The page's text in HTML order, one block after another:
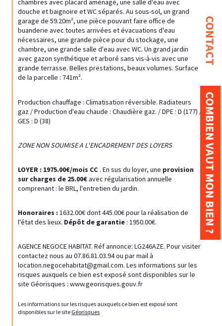
CONTACT
COMBIEN VAUT MON BIEN ?
chambres avec placard aménagé, une salle d'eau avec
douche et baignoire et WC séparés. Au sous-sol, un grand
garage de 59.20m², une pièce pouvant faire office de
buanderie avec toutes arrivées et évacuations d'eau
nécessaires, une grande pièce pour du stockage, une
chambre, une grande salle d'eau avec WC. Un grand jardin
avec gazon synthétique et arboré sans vis-à-vis avec une
grande terrasse. Belles prestations, beaux volumes. Surface
de la parcelle : 741m².
Production chauffage : Climatisation réversible. Radiateurs
gaz / Production d'eau chaude : Chaudière gaz. / DPE : D (177) /
GES : D (38)
ZONE NON SOUMISE A L'ENCADREMENT DES LOYERS
LOYER : 1975.00€/mois CC . En sus du loyer, une provision
sur charges de 25.00€ avec régularisation annuelle
comprenant : le BRL, l'entretien du jardin.
Honoraires : 1632.00€ dont 445.00€ pour la réalisation de
l'état des lieux. Dépôt de garantie : 1950.00€.
AGENCE NEGOCE HABITAT. Réf annonce: LG246AZE. Pour visiter
contactez nous au 07.86.81.03.94 ou par mail à
location.negocehabitat@gmail.com. Les informations sur les
risques auxquels ce bien est exposé sont disponibles sur le
site Géorisques : www.georisques.gouv.fr
Les informations sur les risques auxquels ce bien est exposé sont
disponibles sur le site Géorisques